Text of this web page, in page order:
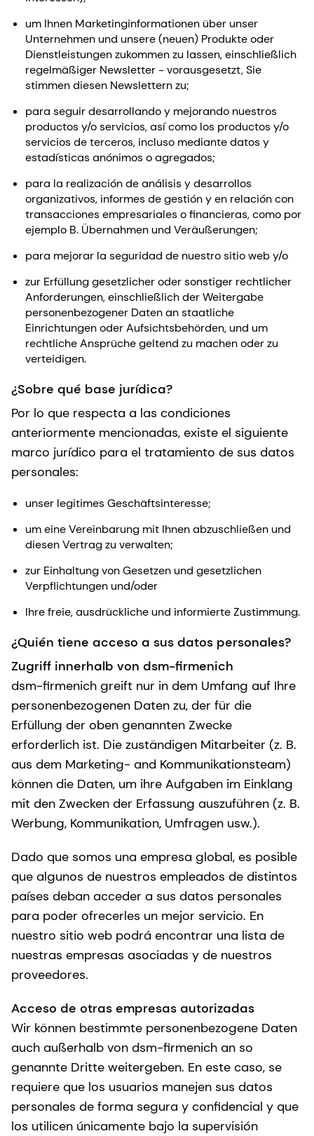
um Ihnen Marketinginformationen über unser
Unternehmen und unsere (neuen) Produkte oder
Dienstleistungen zukommen zu lassen, einschließlich
regelmäßiger Newsletter - vorausgesetzt, Sie
stimmen diesen Newslettern zu;
para seguir desarrollando y mejorando nuestros
productos y/o servicios, así como los productos y/o
servicios de terceros, incluso mediante datos y
estadísticas anónimos o agregados;
para la realización de análisis y desarrollos
organizativos, informes de gestión y en relación con
transacciones empresariales o financieras, como por
ejemplo B. Übernahmen und Veräußerungen;
para mejorar la seguridad de nuestro sitio web y/o
zur Erfüllung gesetzlicher oder sonstiger rechtlicher
Anforderungen, einschließlich der Weitergabe
personenbezogener Daten an staatliche
Einrichtungen oder Aufsichtsbehörden, und um
rechtliche Ansprüche geltend zu machen oder zu
verteidigen.
¿Sobre qué base jurídica?
Por lo que respecta a las condiciones
anteriormente mencionadas, existe el siguiente
marco jurídico para el tratamiento de sus datos
personales:
unser legitimes Geschäftsinteresse;
um eine Vereinbarung mit Ihnen abzuschließen und
diesen Vertrag zu verwalten;
zur Einhaltung von Gesetzen und gesetzlichen
Verpflichtungen und/oder
Ihre freie, ausdrückliche und informierte Zustimmung.
¿Quién tiene acceso a sus datos personales?
Zugriff innerhalb von dsm-firmenich
dsm-firmenich greift nur in dem Umfang auf Ihre
personenbezogenen Daten zu, der für die
Erfüllung der oben genannten Zwecke
erforderlich ist. Die zuständigen Mitarbeiter (z. B.
aus dem Marketing- and Kommunikationsteam)
können die Daten, um ihre Aufgaben im Einklang
mit den Zwecken der Erfassung auszuführen (z. B.
Werbung, Kommunikation, Umfragen usw.).
Dado que somos una empresa global, es posible
que algunos de nuestros empleados de distintos
países deban acceder a sus datos personales
para poder ofrecerles un mejor servicio. En
nuestro sitio web podrá encontrar una lista de
nuestras empresas asociadas y de nuestros
proveedores.
Acceso de otras empresas autorizadas
Wir können bestimmte personenbezogene Daten
auch außerhalb von dsm-firmenich an so
genannte Dritte weitergeben. En este caso, se
requiere que los usuarios manejen sus datos
personales de forma segura y confidencial y que
los utilicen únicamente bajo la supervisión